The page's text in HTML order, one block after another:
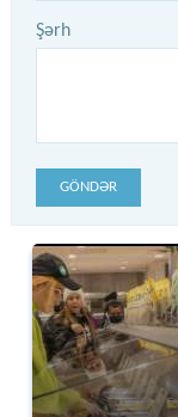
Şərh
GÖNDƏR